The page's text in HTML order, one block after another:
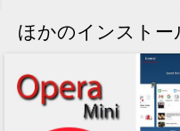
ほかのインストー